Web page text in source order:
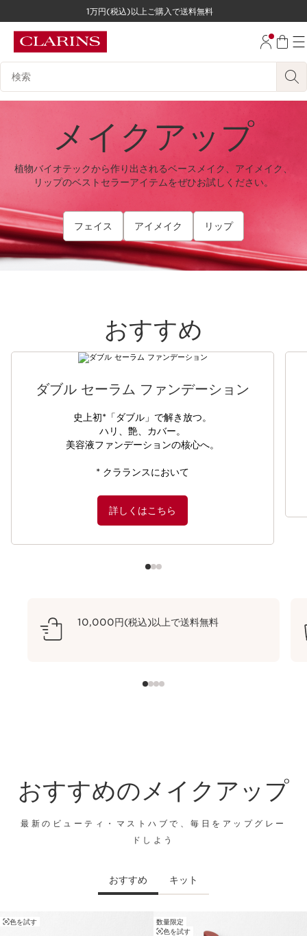
コンテンツへ移動
1万円(税込)以上ご購入で送料無料
検索候補
メイクアップ
植物バイオテックから作り出されるベースメイク、アイメイク、
リップのベストセラーアイテムをぜひお試しください。
フェイス アイメイク リップ
おすすめ
ダブル セーラム ファンデーション
史上初*「ダブル」で解き放つ。
ハリ、艶、カバー。
美容液ファンデーションの核心へ。
* クラランスにおいて
詳しくはこちら
10,000円(税込)以上で送料無料
おすすめのメイクアップ
最新のビューティ・マストハブで、毎日をアップグレー
ドしよう
おすすめ キット
コンテンツへ移動
色を試す
数量限定
色を試す